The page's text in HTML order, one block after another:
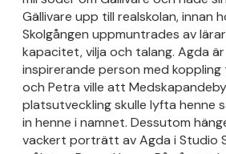
Gällivare upp till realskolan, innan
Skolgången uppmuntrades av
kapacitet, vilja och talang. Agda
inspirerande person med koppling
och Petra ville att
platsutveckling skulle lyfta henne
in henne i namnet. Dessutom
vackert porträtt av Agda i Studio